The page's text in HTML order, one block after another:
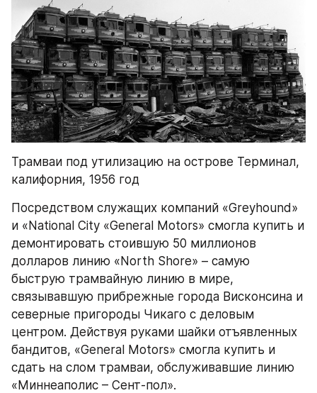
Трамваи под утилизацию на острове Терминал,
калифорния, 1956 год
Посредством служащих компаний «Greyhound»
и «National City «General Motors» смогла купить и
демонтировать стоившую 50 миллионов
долларов линию «North Shore» – самую
быструю трамвайную линию в мире,
связывавшую прибрежные города Висконсина и
северные пригороды Чикаго с деловым
центром. Действуя руками шайки отъявленных
бандитов, «General Motors» смогла купить и
сдать на слом трамваи, обслуживавшие линию
«Миннеаполис – Сент-пол».